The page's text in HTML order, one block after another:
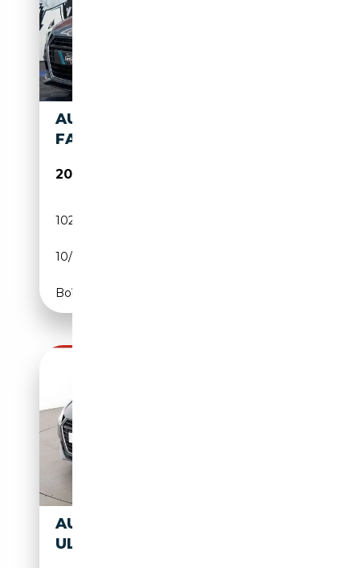
AUDI TT FULL S-LINE / 2L TDI /
FACELIFT
20 999€
102 000 km
10/2016
Boîte manuelle
AUDI TT 2.0 TDI ROADSTER
ULTRA